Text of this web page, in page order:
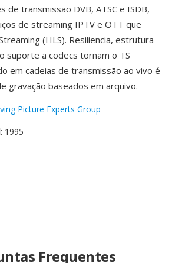
de transmissão DVB, ATSC e ISDB,
de streaming IPTV e OTT que
(HLS). Resiliencia, estrutura
suporte a codecs tornam o TS
em cadeias de transmissão ao vivo é
gravação baseados em arquivo.
Picture Experts Group
: 1995
Frequentes